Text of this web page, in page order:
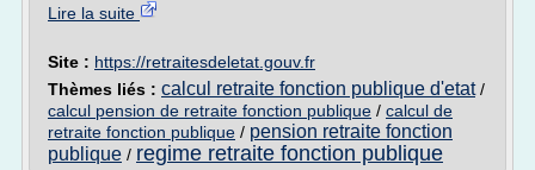
Lire la suite
Site : https://retraitesdeletat.gouv.fr
Thèmes liés : calcul retraite fonction publique d'etat/
calcul pension de retraite fonction publique / calcul de
retraite fonction publique / pension retraite fonction
publique / regime retraite fonction publique